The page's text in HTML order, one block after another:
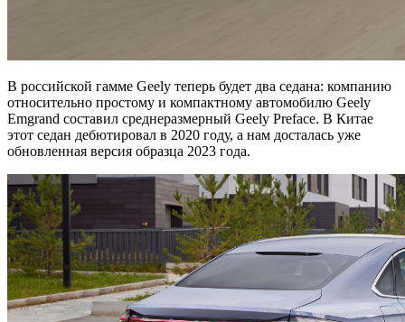
В российской гамме Geely теперь будет два седана: компанию
относительно простому и компактному автомобилю Geely
Emgrand составил среднеразмерный Geely Preface. В Китае
этот седан дебютировал в 2020 году, а нам досталась уже
обновленная версия образца 2023 года.